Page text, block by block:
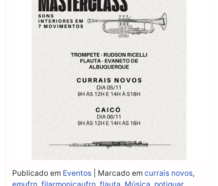
Publicado em Eventos Marcado em currais novos,